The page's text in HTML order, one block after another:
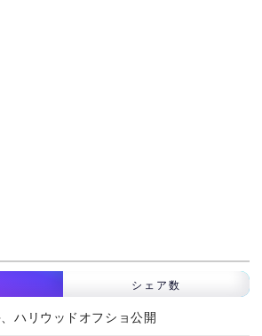
シェア数
ハリウッドオフショ公開